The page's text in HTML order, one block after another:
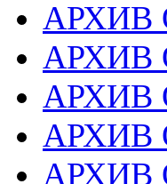
АРХИВ
АРХИВ
АРХИВ
АРХИВ
АРХИВ